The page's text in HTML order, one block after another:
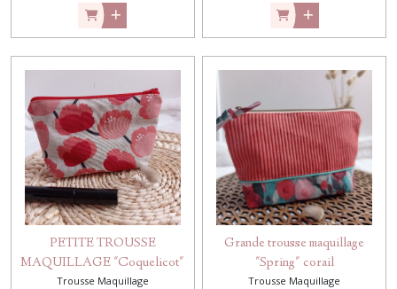
PETITE TROUSSE
MAQUILLAGE "Coquelicot"
Trousse Maquillage
Grande trousse maquillage
"Spring" corail
Trousse Maquillage